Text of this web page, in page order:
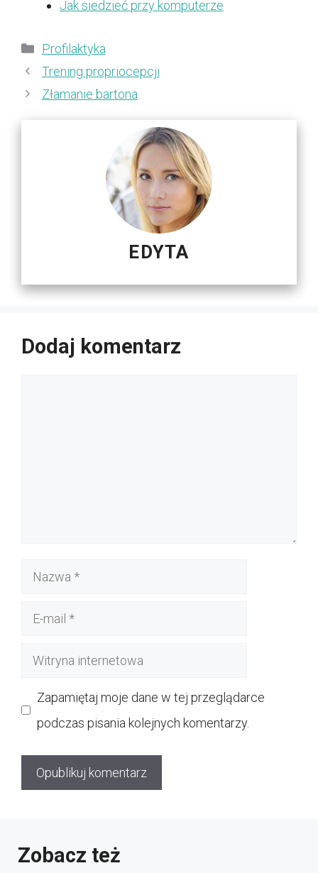
Jak siedzieć przy komputerze
Kategorie
Profilaktyka
Trening propriocepcji
Złamanie bartona
EDYTA
Dodaj komentarz
Nazwa
Witryna
Zapamiętaj moje dane w tej przeglądarce
podczas pisania kolejnych komentarzy.
Zobacz też